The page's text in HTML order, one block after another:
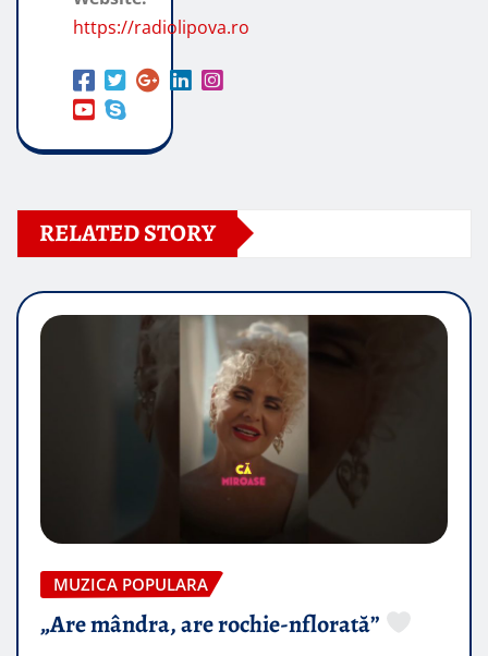
https://radiolipova.ro
RELATED STORY
MUZICA POPULARA
„Are mândra, are rochie-nflorată”